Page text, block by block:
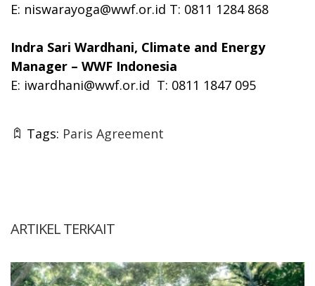
E: niswarayoga@wwf.or.id T: 0811 1284 868
Indra Sari Wardhani, Climate and Energy
Manager – WWF Indonesia
E: iwardhani@wwf.or.id T: 0811 1847 095
Tags: Paris Agreement
ARTIKEL TERKAIT